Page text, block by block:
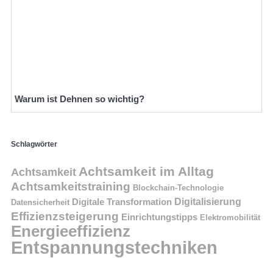
Warum ist Dehnen so wichtig?
Schlagwörter
Achtsamkeit Achtsamkeit im Alltag
Achtsamkeitstraining Blockchain-Technologie
Datensicherheit Digitale Transformation Digitalisierung
Effizienzsteigerung Einrichtungstipps Elektromobilität
Energieeffizienz
Entspannungstechniken